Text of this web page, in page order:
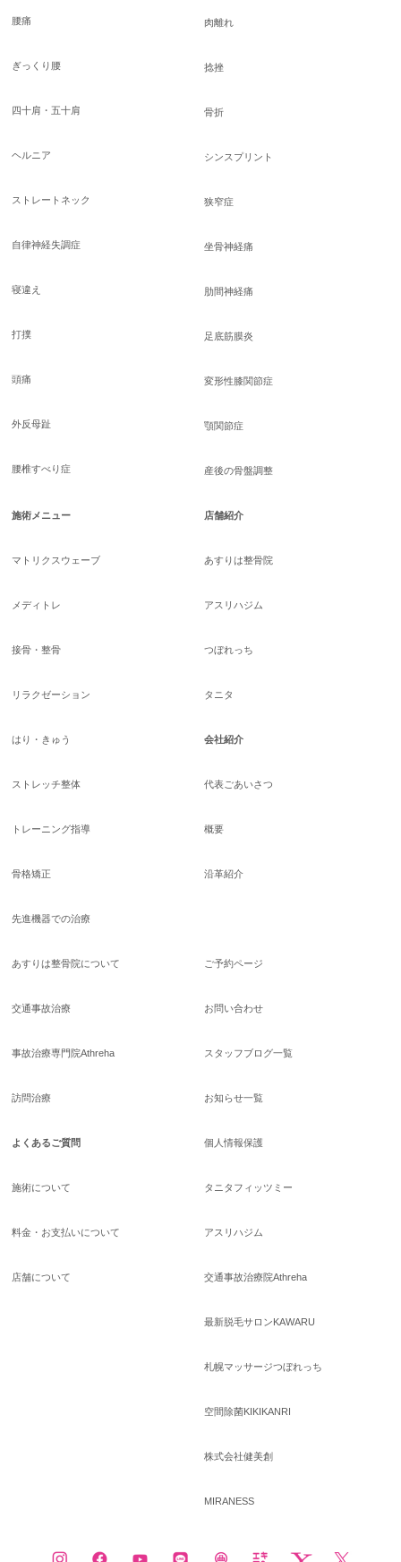
腰痛
ぎっくり腰
四十肩・五十肩
ヘルニア
ストレートネック
自律神経失調症
寝違え
打撲
頭痛
外反母趾
腰椎すべり症
肉離れ
捻挫
骨折
シンスプリント
狭窄症
坐骨神経痛
肋間神経痛
足底筋膜炎
変形性膝関節症
顎関節症
産後の骨盤調整
施術メニュー
マトリクスウェーブ
メディトレ
接骨・整骨
リラクゼーション
はり・きゅう
ストレッチ整体
トレーニング指導
骨格矯正
先進機器での治療
店舗紹介
あすりは整骨院
アスリハジム
つぼれっち
タニタ
会社紹介
代表ごあいさつ
概要
沿革紹介
あすりは整骨院について
交通事故治療
事故治療専門院Athreha
訪問治療
よくあるご質問
施術について
料金・お支払いについて
店舗について
ご予約ページ
お問い合わせ
スタッフブログ一覧
お知らせ一覧
個人情報保護
タニタフィッツミー
アスリハジム
交通事故治療院Athreha
最新脱毛サロンKAWARU
札幌マッサージつぼれっち
空間除菌KIKIKANRI
株式会社健美創
MIRANESS